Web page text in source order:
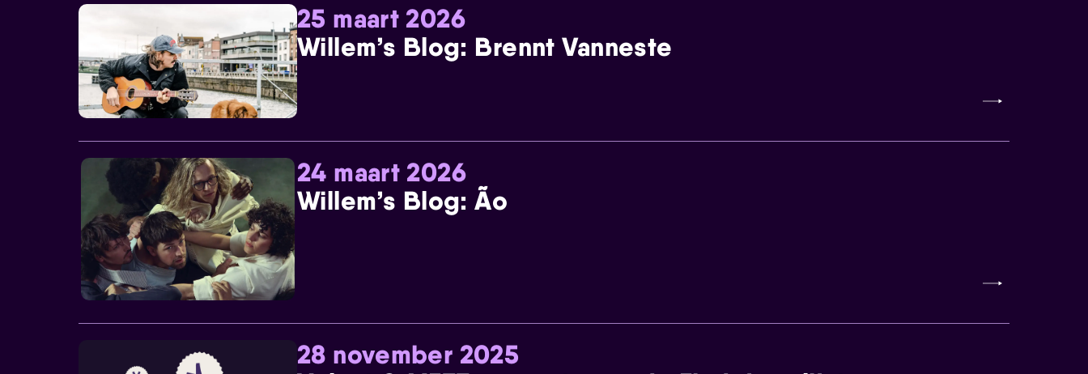
25 maart 2026
Willem’s Blog: Brennt Vanneste
24 maart 2026
Willem’s Blog: Ão
28 november 2025